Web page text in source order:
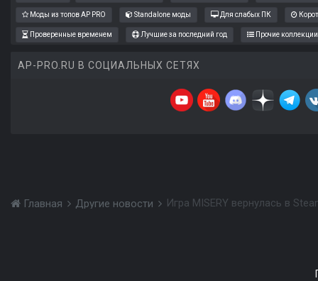
Моды из топов AP PRO Standalone моды Для слабых ПК
Проверенные временем Лучшие за последний год Прочие коллекции
AP-PRO.RU В СОЦИАЛЬНЫХ СЕТЯХ
Главная Другие новости Игра MISERY вернулась в